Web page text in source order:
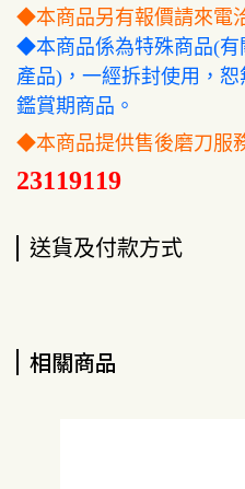
◆本商品另有報價請來電
◆本商品係為特殊商品(有
產品)，一經拆封使用，
鑑賞期商品。
◆本商品提供售後磨刀服
23119119
送貨及付款方式
相關商品